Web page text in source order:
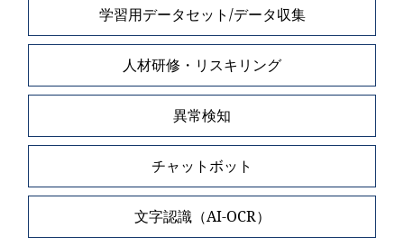
学習用データセット/データ収集
人材研修・リスキリング
異常検知
チャットボット
文字認識（AI-OCR）